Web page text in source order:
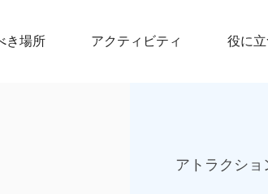
き場所 アクティビティ 役に
アトラクショ